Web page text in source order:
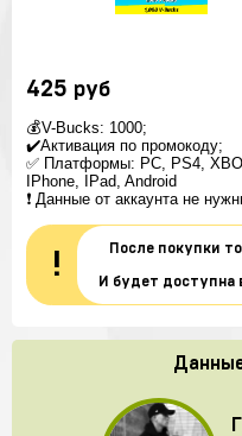
425 руб
💰V-Bucks: 1000;
✔️Активация по промокоду;
✅ Платформы: PC, PS4,
IPhone, IPad, Android
❗️ Данные от аккаунта не
!
После покупки
И будет доступна